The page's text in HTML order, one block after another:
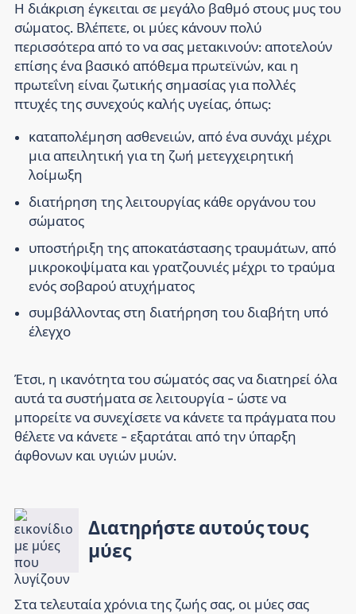
Η διάκριση έγκειται σε μεγάλο βαθμό στους μυς του
σώματος. Βλέπετε, οι μύες κάνουν πολύ
περισσότερα από το να σας μετακινούν: αποτελούν
επίσης ένα βασικό απόθεμα πρωτεϊνών, και η
πρωτεΐνη είναι ζωτικής σημασίας για πολλές
πτυχές της συνεχούς καλής υγείας, όπως:
καταπολέμηση ασθενειών, από ένα συνάχι μέχρι
μια απειλητική για τη ζωή μετεγχειρητική
λοίμωξη
διατήρηση της λειτουργίας κάθε οργάνου του
σώματος
υποστήριξη της αποκατάστασης τραυμάτων, από
μικροκοψίματα και γρατζουνιές μέχρι το τραύμα
ενός σοβαρού ατυχήματος
συμβάλλοντας στη διατήρηση του διαβήτη υπό
έλεγχο
Έτσι, η ικανότητα του σώματός σας να διατηρεί όλα
αυτά τα συστήματα σε λειτουργία - ώστε να
μπορείτε να συνεχίσετε να κάνετε τα πράγματα που
θέλετε να κάνετε - εξαρτάται από την ύπαρξη
άφθονων και υγιών μυών.
Διατηρήστε αυτούς τους
μύες
Στα τελευταία χρόνια της ζωής σας, οι μύες σας